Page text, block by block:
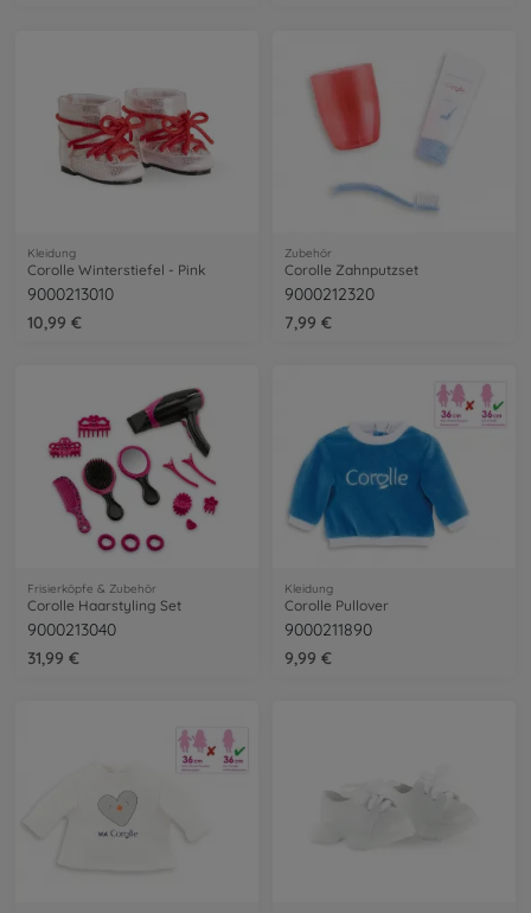
Kleidung
Corolle Winterstiefel - Pink
9000213010
10,99 €
Zubehör
Corolle Zahnputzset
9000212320
7,99 €
Frisierköpfe & Zubehör
Corolle Haarstyling Set
9000213040
31,99 €
Kleidung
Corolle Pullover
9000211890
9,99 €